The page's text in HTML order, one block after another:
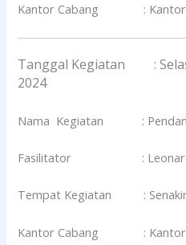
Kantor Cabang : Kantor
Tanggal Kegiatan :
2024
Nama Kegiatan :
Fasilitator : Leonard
Tempat Kegiatan :
Kantor Cabang : Kantor